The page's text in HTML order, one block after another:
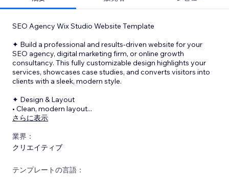
SEO Agency Wix Studio Website Template
✦ Build a professional and results-driven website for your
SEO agency, digital marketing firm, or online growth
consultancy. This fully customizable design highlights your
services, showcases case studies, and converts visitors into
clients with a sleek, modern style.
✦ Design & Layout
• Clean, modern layout...
さらに表示
業界：
クリエイティブ
テンプレートの言語：